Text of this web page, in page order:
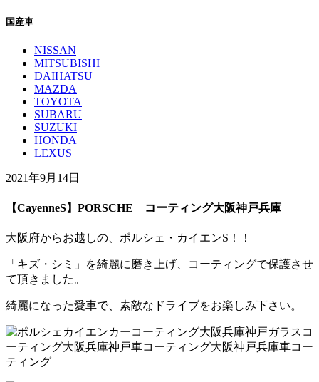
国産車
NISSAN
MITSUBISHI
DAIHATSU
MAZDA
TOYOTA
SUBARU
SUZUKI
HONDA
LEXUS
2021年9月14日
【CayenneS】PORSCHE コーティング大阪神戸兵庫
大阪府からお越しの、ポルシェ・カイエンS！！
「キズ・シミ」を綺麗に磨き上げ、コーティングで保護させ
て頂きました。
綺麗になった愛車で、素敵なドライブをお楽しみ下さい。